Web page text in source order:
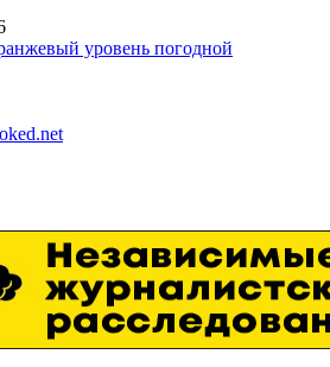
уровень погодной